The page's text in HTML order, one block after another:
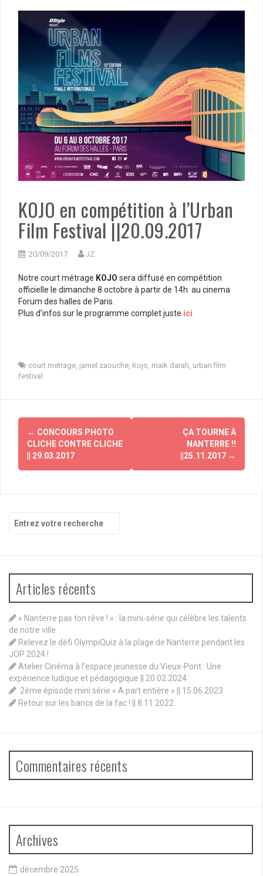
KOJO en compétition à l’Urban
Film Festival ||20.09.2017
20/09/2017 JZ
Notre court métrage KOJO sera diffusé en compétition
officielle le dimanche 8 octobre à partir de 14h au cinema
Forum des halles de Paris.
Plus d’infos sur le programme complet juste ici
court metrage jamel zaouche Kojo maik darah urban film
festival
Navigation
d'article
← CONCOURS PHOTO
CLICHE CONTRE CLICHE
|| 29.03.2017
ÇA TOURNE À
NANTERRE !!
||25.11.2017 →
pour
Articles récents
« Nanterre pas ton rêve ! » : la mini‑série qui célèbre les talents
de notre ville
Relevez le défi OlympiQuiz à la plage de Nanterre pendant les
JOP 2024 !
Atelier Cinéma à l’espace jeunesse du Vieux-Pont : Une
expérience ludique et pédagogique || 20.02.2024
2ème épisode mini série « A part entière » || 15.06.2023
Retour sur les bancs de la fac ! || 8.11.2022
Commentaires récents
Archives
décembre 2025